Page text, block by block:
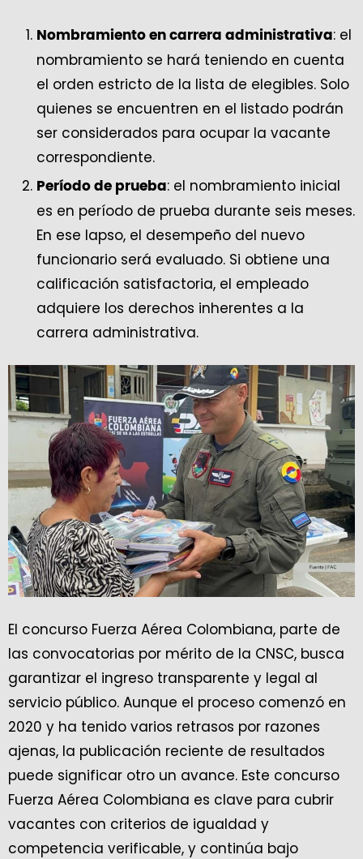
Nombramiento en carrera administrativa: el
nombramiento se hará teniendo en cuenta
el orden estricto de la lista de elegibles. Solo
quienes se encuentren en el listado podrán
ser considerados para ocupar la vacante
correspondiente.
Período de prueba: el nombramiento inicial
es en período de prueba durante seis meses.
En ese lapso, el desempeño del nuevo
funcionario será evaluado. Si obtiene una
calificación satisfactoria, el empleado
adquiere los derechos inherentes a la
carrera administrativa.
El concurso Fuerza Aérea Colombiana, parte de
las convocatorias por mérito de la CNSC, busca
garantizar el ingreso transparente y legal al
servicio público. Aunque el proceso comenzó en
2020 y ha tenido varios retrasos por razones
ajenas, la publicación reciente de resultados
puede significar otro un avance. Este concurso
Fuerza Aérea Colombiana es clave para cubrir
vacantes con criterios de igualdad y
competencia verificable, y continúa bajo